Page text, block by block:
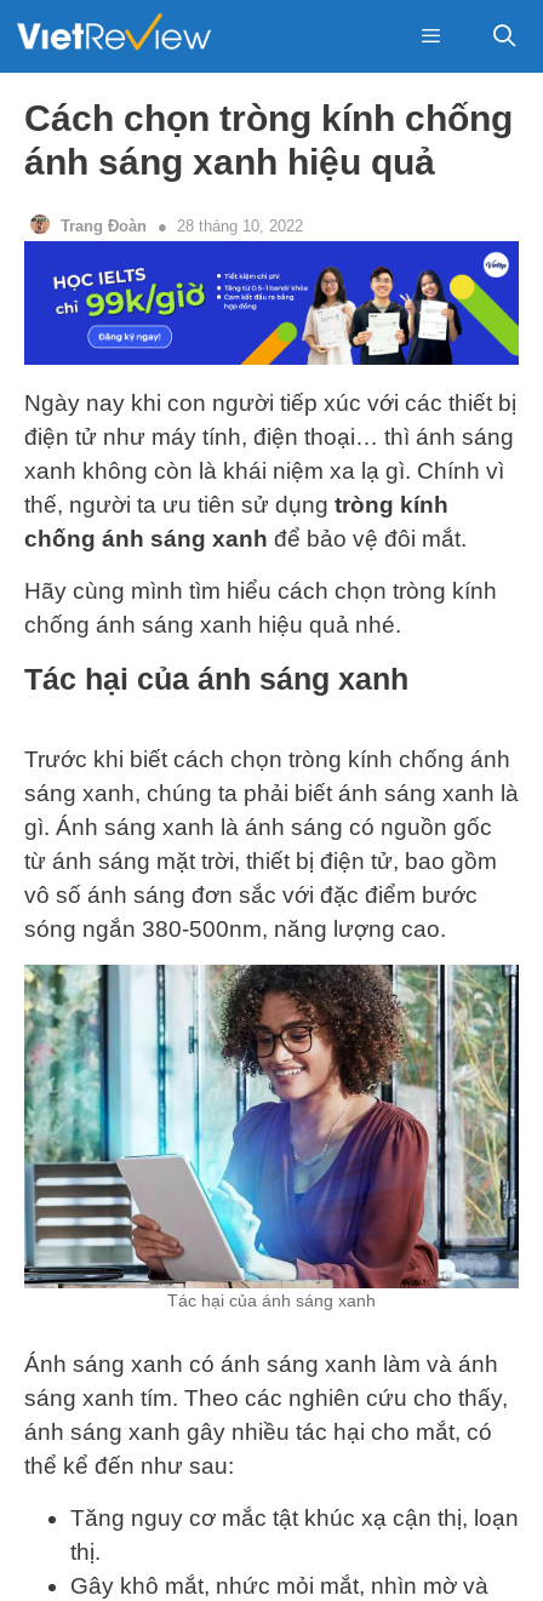
Menu
Cách chọn tròng kính chống
ánh sáng xanh hiệu quả
Trang Đoàn 28 tháng 10, 2022
Ngày nay khi con người tiếp xúc với các thiết bị
điện tử như máy tính, điện thoại… thì ánh sáng
xanh không còn là khái niệm xa lạ gì. Chính vì
thế, người ta ưu tiên sử dụng tròng kính
chống ánh sáng xanh để bảo vệ đôi mắt.
Hãy cùng mình tìm hiểu cách chọn tròng kính
chống ánh sáng xanh hiệu quả nhé.
Tác hại của ánh sáng xanh
Trước khi biết cách chọn tròng kính chống ánh
sáng xanh, chúng ta phải biết ánh sáng xanh là
gì. Ánh sáng xanh là ánh sáng có nguồn gốc
từ ánh sáng mặt trời, thiết bị điện tử, bao gồm
vô số ánh sáng đơn sắc với đặc điểm bước
sóng ngắn 380-500nm, năng lượng cao.
Tác hại của ánh sáng xanh
Ánh sáng xanh có ánh sáng xanh làm và ánh
sáng xanh tím. Theo các nghiên cứu cho thấy,
ánh sáng xanh gây nhiều tác hại cho mắt, có
thể kể đến như sau:
Tăng nguy cơ mắc tật khúc xạ cận thị, loạn
thị.
Gây khô mắt, nhức mỏi mắt, nhìn mờ và